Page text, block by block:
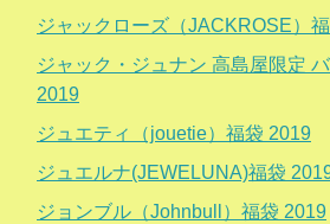
ジャックローズ（JACKROSE）
ジャック・ジュナン 高島屋限定
2019
ジュエティ（jouetie）福袋 2019
ジュエルナ(JEWELUNA)福袋
ジョンブル（Johnbull）福袋 2019